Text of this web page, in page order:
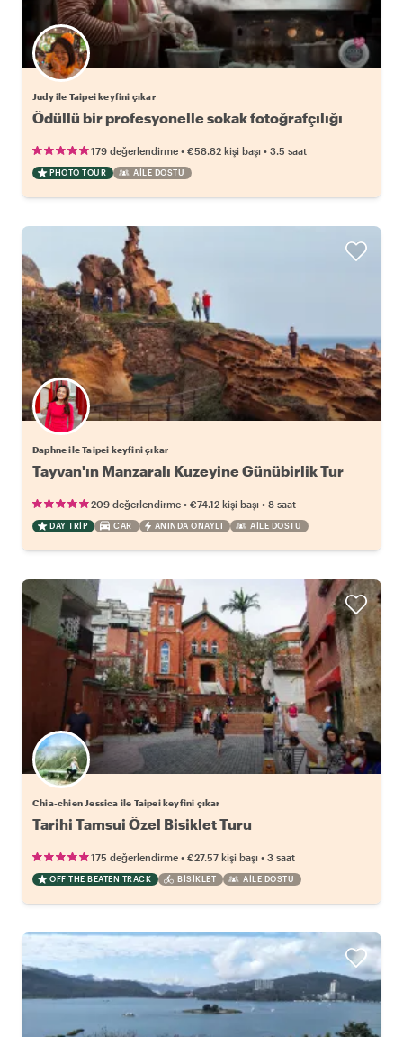
Judy ile Taipei keyfini çıkar
Ödüllü bir profesyonelle sokak fotoğrafçılığı
179 değerlendirme • €58.82 kişi başı • 3.5 saat
PHOTO TOUR AILE DOSTU
Daphne ile Taipei keyfini çıkar
Tayvan'ın Manzaralı Kuzeyine Günübirlik Tur
209 değerlendirme • €74.12 kişi başı • 8 saat
DAY TRIP CAR ANINDA ONAYLI AILE DOSTU
Chia-chien Jessica ile Taipei keyfini çıkar
Tarihi Tamsui Özel Bisiklet Turu
175 değerlendirme • €27.57 kişi başı • 3 saat
OFF THE BEATEN TRACK BISIKLET AILE DOSTU